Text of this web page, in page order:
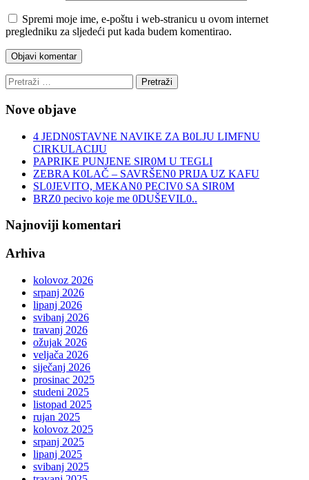
Spremi moje ime, e-poštu i web-stranicu u ovom internet
pregledniku za sljedeći put kada budem komentirao.
Pretraži:
Nove objave
4 JEDN0STAVNE NAVIKE ZA B0LJU LIMFNU
CIRKULACIJU
PAPRIKE PUNJENE SIR0M U TEGLI
ZEBRA K0LAČ – SAVRŠEN0 PRIJA UZ KAFU
SL0JEVITO, MEKAN0 PECIV0 SA SIR0M
BRZ0 pecivo koje me 0DUŠEVIL0..
Najnoviji komentari
Arhiva
kolovoz 2026
srpanj 2026
lipanj 2026
svibanj 2026
travanj 2026
ožujak 2026
veljača 2026
siječanj 2026
prosinac 2025
studeni 2025
listopad 2025
rujan 2025
kolovoz 2025
srpanj 2025
lipanj 2025
svibanj 2025